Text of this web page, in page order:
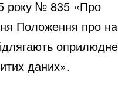
року № 835 «Про
Положення про
даних».